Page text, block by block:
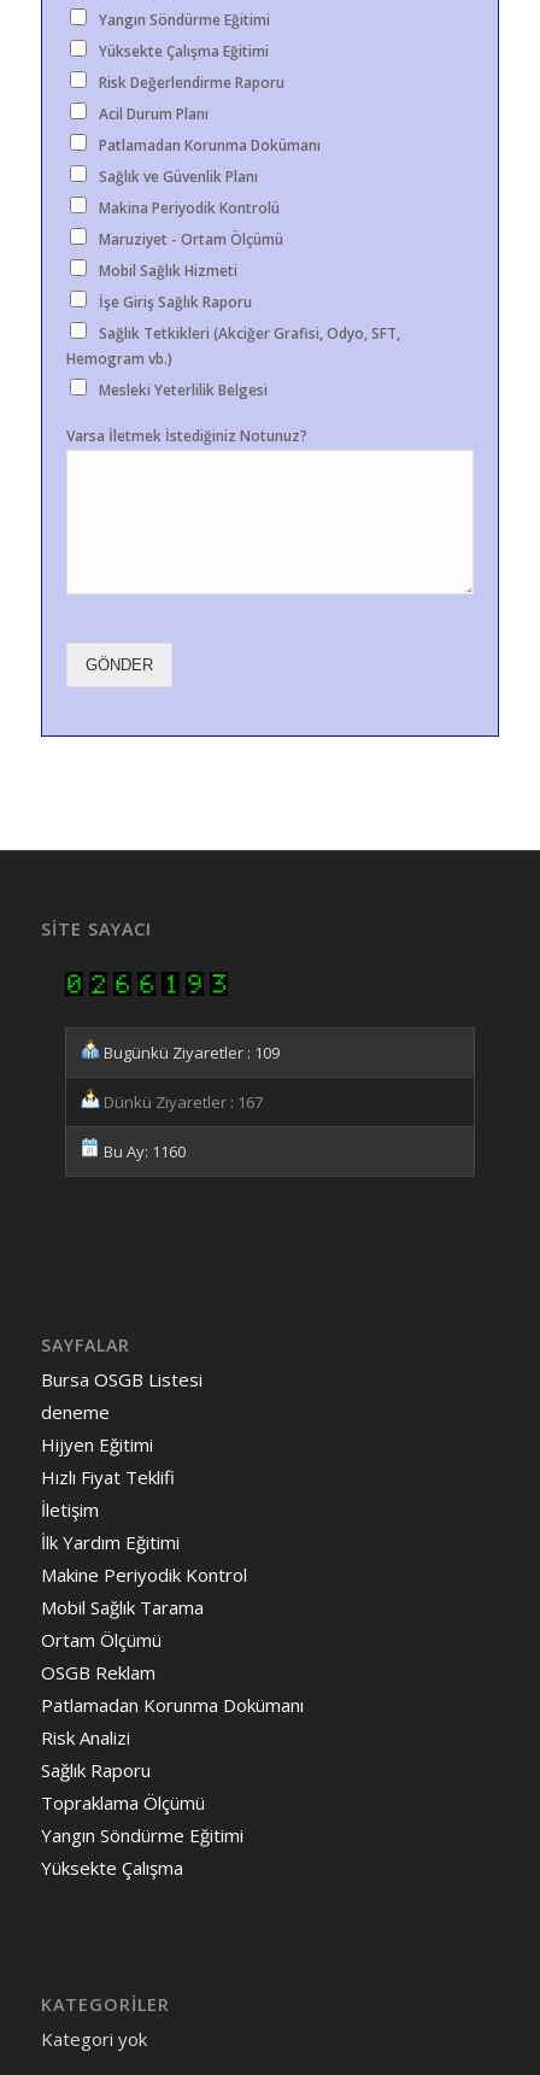
Yangın Söndürme Eğitimi
Yüksekte Çalışma Eğitimi
Risk Değerlendirme Raporu
Acil Durum Planı
Patlamadan Korunma Dokümanı
Sağlık ve Güvenlik Planı
Makina Periyodik Kontrolü
Maruziyet - Ortam Ölçümü
Mobil Sağlık Hizmeti
İşe Giriş Sağlık Raporu
Sağlık Tetkikleri (Akciğer Grafisi, Odyo, SFT,
Hemogram vb.)
Mesleki Yeterlilik Belgesi
Varsa İletmek İstediğiniz Notunuz?
GÖNDER
SITE SAYACI
Bugünkü Ziyaretler : 109
Dünkü Ziyaretler : 167
Bu Ay: 1160
SAYFALAR
Bursa OSGB Listesi
deneme
Hijyen Eğitimi
Hızlı Fiyat Teklifi
İletişim
İlk Yardım Eğitimi
Makine Periyodik Kontrol
Mobil Sağlık Tarama
Ortam Ölçümü
OSGB Reklam
Patlamadan Korunma Dokümanı
Risk Analizi
Sağlık Raporu
Topraklama Ölçümü
Yangın Söndürme Eğitimi
Yüksekte Çalışma
KATEGORILER
Kategori yok